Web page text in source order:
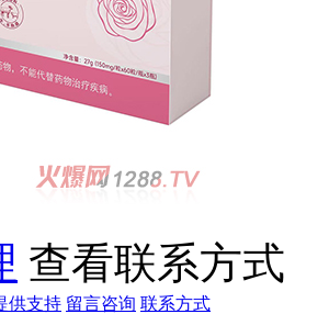
查看联系方式
供支持 留言咨询 联系方式